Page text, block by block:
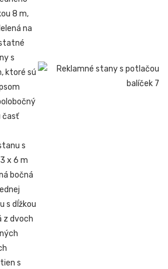
8 m,
na
s
ktoré sú
časť
s
x 6 m
bočná
s dĺžkou
z dvoch
s